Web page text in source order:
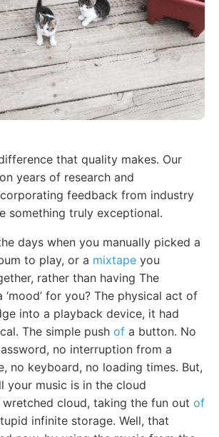
that quality makes. Our
years of research and
feedback from industry
something truly exceptional.
days when you manually picked a
to play, or a mixtape you
rather than having The
for you? The physical act of
into a playback device, it had
The simple push of a button. No
no interruption from a
no keyboard, no loading times. But,
your music is in the cloud
wretched cloud, taking the fun out of
infinite storage. Well, that